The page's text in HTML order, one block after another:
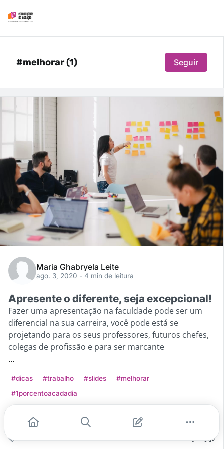
#melhorar (1) Seguir
Maria Ghabryela Leite
ago. 3, 2020 - 4 min de leitura
Apresente o diferente, seja excepcional!
Fazer uma apresentação na faculdade pode ser um
diferencial na sua carreira, você pode está se
projetando para os seus professores, futuros chefes,
colegas de profissão e para ser marcante
...
#dicas #trabalho #slides
#melhorar
#1porcentoacadadia
Leia mais
2 0 0